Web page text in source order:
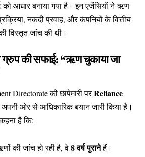
को आधार बनाया गया है। इन एजेंसियों ने ऋण
नकदी प्रवाह, और कंपनियों के वित्तीय
विस्तृत जांच की थी।
ग्रुप की सफाई: “ऋण चुकाया जा
Directorate की छापेमारी परReliance
ओर से आधिकारिक बयान जारी किया है।
है कि:
की जांच हो रही है, वे8 वर्ष पुरानेहैं।